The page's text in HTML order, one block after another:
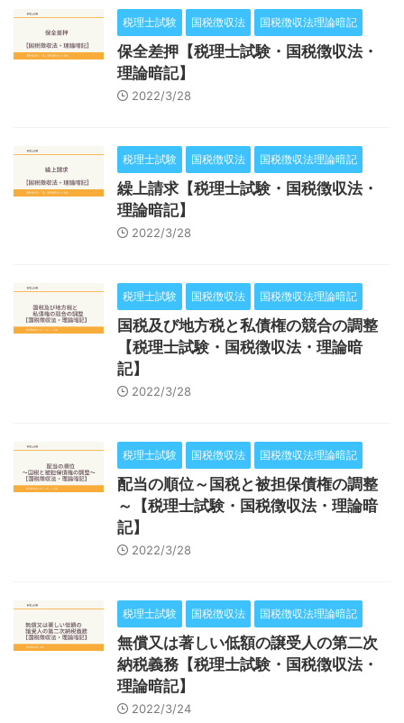
税理士試験 国税徴収法 国税徴収法理論暗記
保全差押【税理士試験・国税徴収法・
理論暗記】
2022/3/28
税理士試験 国税徴収法 国税徴収法理論暗記
繰上請求【税理士試験・国税徴収法・
理論暗記】
2022/3/28
税理士試験 国税徴収法 国税徴収法理論暗記
国税及び地方税と私債権の競合の調整
【税理士試験・国税徴収法・理論暗
記】
2022/3/28
税理士試験 国税徴収法 国税徴収法理論暗記
配当の順位～国税と被担保債権の調整
～【税理士試験・国税徴収法・理論暗
記】
2022/3/28
税理士試験 国税徴収法 国税徴収法理論暗記
無償又は著しい低額の譲受人の第二次
納税義務【税理士試験・国税徴収法・
理論暗記】
2022/3/24